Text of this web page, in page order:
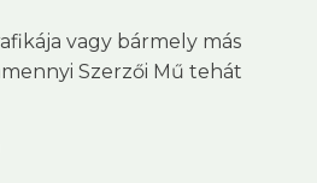
vagy bármely más
Szerzői Mű tehát